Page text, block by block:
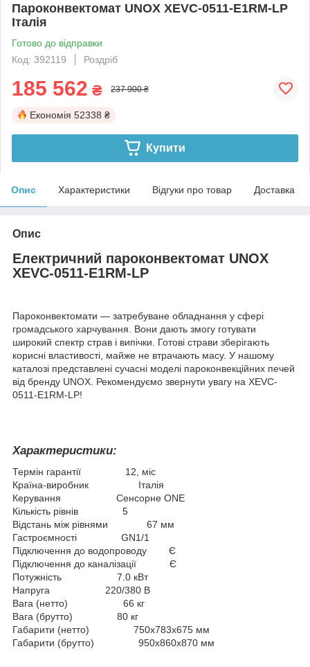
Пароконвектомат UNOX XEVC-0511-E1RM-LP
Італія
Готово до відправки
Код: 392119
Роздріб
185 562 ₴ 237 900 ₴
Економія 52338 ₴
Купити
Опис Характеристики Відгуки про товар Доставка
Опис
Електричний пароконвектомат UNOX
XEVC-0511-E1RM-LP
Пароконвектомати — затребуване обладнання у сфері
громадського харчування. Вони дають змогу готувати
широкий спектр страв і випічки. Готові страви зберігають
корисні властивості, майже не втрачають масу. У нашому
каталозі представлені сучасні моделі пароконвекційних печей
від бренду UNOX. Рекомендуємо звернути увагу на XEVC-
0511-E1RM-LP!
Характеристики:
Термін гарантії 12, міс
Країна-виробник Італія
Керування Сенсорне ONE
Кількість рівнів 5
Відстань між рівнями 67 мм
Гастроємності GN1/1
Підключення до водопроводу Є
Підключення до каналізації Є
Потужність 7.0 кВт
Напруга 220/380 В
Вага (нетто) 66 кг
Вага (брутто) 80 кг
Габарити (нетто) 750x783x675 мм
Габарити (брутто) 950x860x870 мм